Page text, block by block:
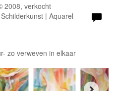
2008, verkocht
| Aquarel
zo verweven in elkaar